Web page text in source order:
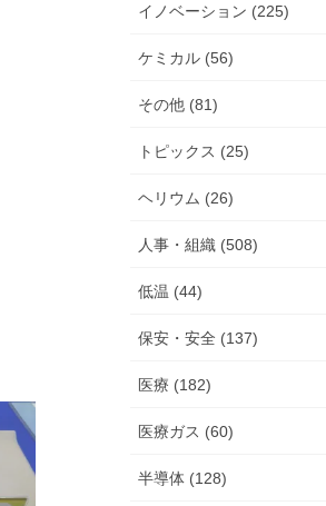
イノベーション (225)
ケミカル (56)
その他 (81)
トピックス (25)
ヘリウム (26)
人事・組織 (508)
低温 (44)
保安・安全 (137)
医療 (182)
医療ガス (60)
半導体 (128)